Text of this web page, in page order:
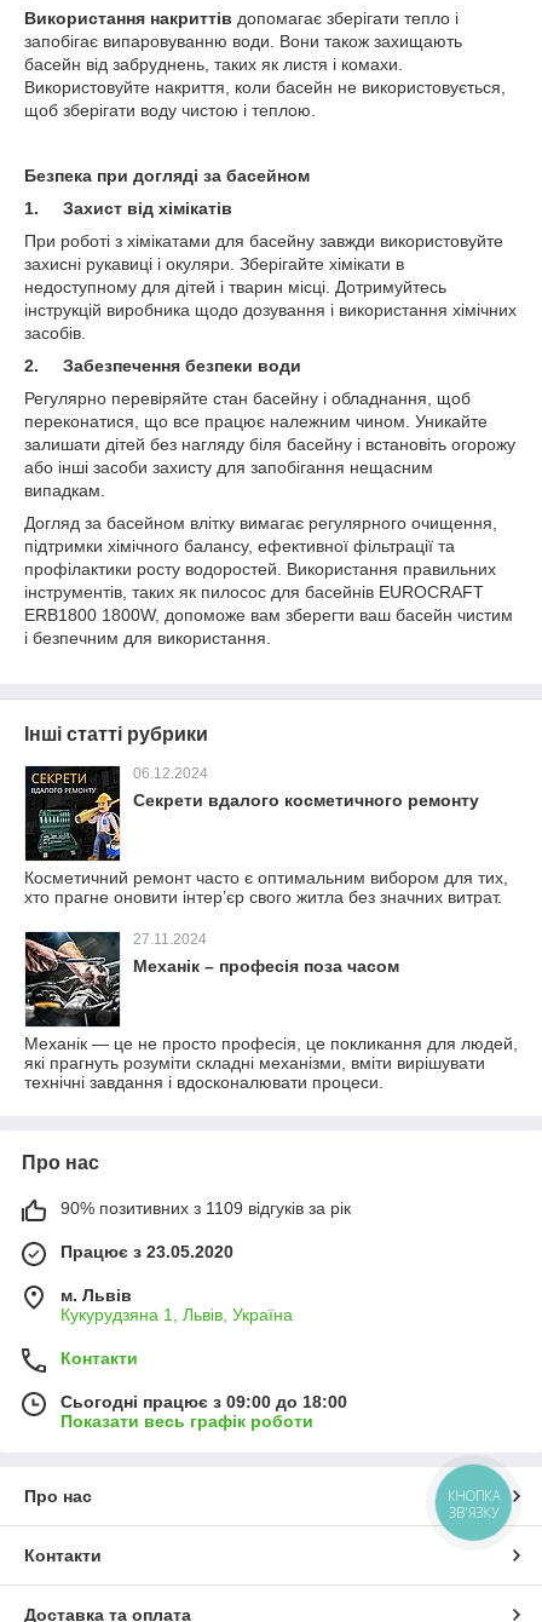
Використання накриттів допомагає зберігати тепло і
запобігає випаровуванню води. Вони також захищають
басейн від забруднень, таких як листя і комахи.
Використовуйте накриття, коли басейн не використовується,
щоб зберігати воду чистою і теплою.
Безпека при догляді за басейном
1. Захист від хімікатів
При роботі з хімікатами для басейну завжди використовуйте
захисні рукавиці і окуляри. Зберігайте хімікати в
недоступному для дітей і тварин місці. Дотримуйтесь
інструкцій виробника щодо дозування і використання хімічних
засобів.
2. Забезпечення безпеки води
Регулярно перевіряйте стан басейну і обладнання, щоб
переконатися, що все працює належним чином. Уникайте
залишати дітей без нагляду біля басейну і встановіть огорожу
або інші засоби захисту для запобігання нещасним
випадкам.
Догляд за басейном влітку вимагає регулярного очищення,
підтримки хімічного балансу, ефективної фільтрації та
профілактики росту водоростей. Використання правильних
інструментів, таких як пилосос для басейнів EUROCRAFT
ERB1800 1800W, допоможе вам зберегти ваш басейн чистим
і безпечним для використання.
Інші статті рубрики
06.12.2024
Секрети вдалого косметичного ремонту
Косметичний ремонт часто є оптимальним вибором для тих,
хто прагне оновити інтер’єр свого житла без значних витрат.
27.11.2024
Механік – професія поза часом
Механік — це не просто професія, це покликання для людей,
які прагнуть розуміти складні механізми, вміти вирішувати
технічні завдання і вдосконалювати процеси.
Про нас
90% позитивних з 1109 відгуків за рік
Працює з 23.05.2020
м. Львів
Кукурудзяна 1, Львів, Україна
Контакти
Сьогодні працює з 09:00 до 18:00
Показати весь графік роботи
Про нас
Контакти
Доставка та оплата
КНОПКА
ЗВ'ЯЗКУ